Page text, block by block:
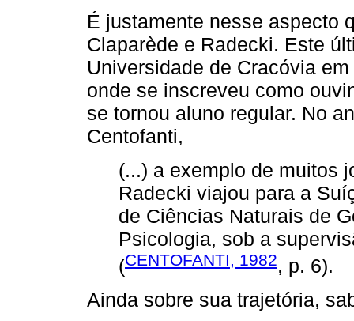
É justamente nesse aspecto
Claparède e Radecki. Este
Universidade de Cracóvia
onde se inscreveu como
se tornou aluno regular. No
Centofanti,
(...) a exemplo de muitos
Radecki viajou para a
de Ciências Naturais de
Psicologia, sob a
(CENTOFANTI, 1982, p. 6).
Ainda sobre sua trajetória,